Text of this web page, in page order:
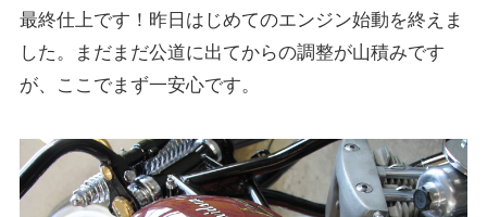
最終仕上です！昨日はじめてのエンジン始動を終えま
した。まだまだ公道に出てからの調整が山積みです
が、ここでまず一安心です。